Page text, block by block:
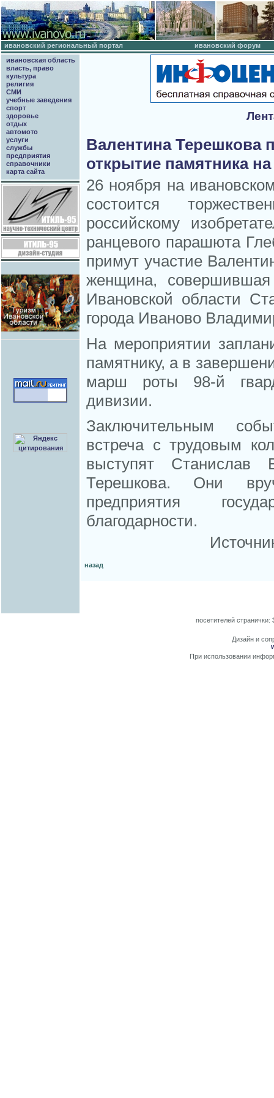
ивановский региональный портал
ивановский форум
ивановская область
власть, право
культура
религия
СМИ
учебные заведения
спорт
здоровье
отдых
автомото
услуги
службы
предприятия
справочники
карта сайта
Валентина Терешкова
открытие памятника
26 ноября на
состоится
российскому
ранцевого парашюта
примут участие
женщина, совершившая
Ивановской области
города Иваново
На мероприятии
памятнику, а в
марш роты 98-й
дивизии.
Заключительным
встреча с трудовым
выступят Станислав
Терешкова. Они
предприятия
благодарности.
назад
посетителей странички:
Дизайн и
При использовании